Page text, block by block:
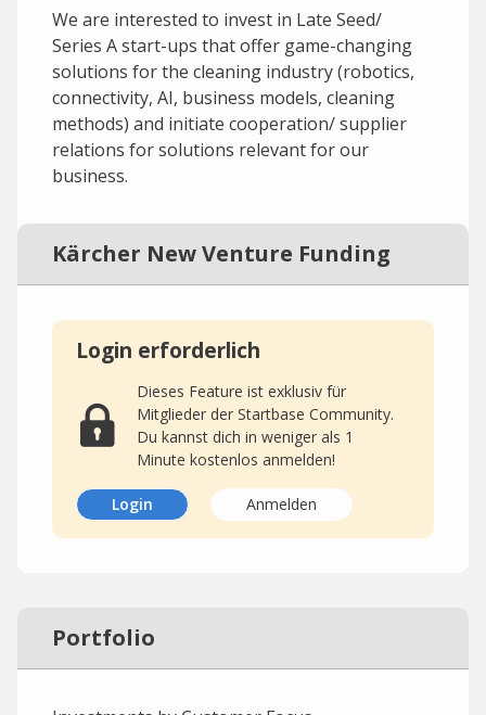
We are interested to invest in Late Seed/
Series A start-ups that offer game-changing
solutions for the cleaning industry (robotics,
connectivity, AI, business models, cleaning
methods) and initiate cooperation/ supplier
relations for solutions relevant for our
business.
Kärcher New Venture Funding
Login erforderlich
Dieses Feature ist exklusiv für
Mitglieder der Startbase Community.
Du kannst dich in weniger als 1
Minute kostenlos anmelden!
Login Anmelden
Portfolio